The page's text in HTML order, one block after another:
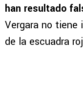
han resultado
Vergara no tiene
de la escuadra